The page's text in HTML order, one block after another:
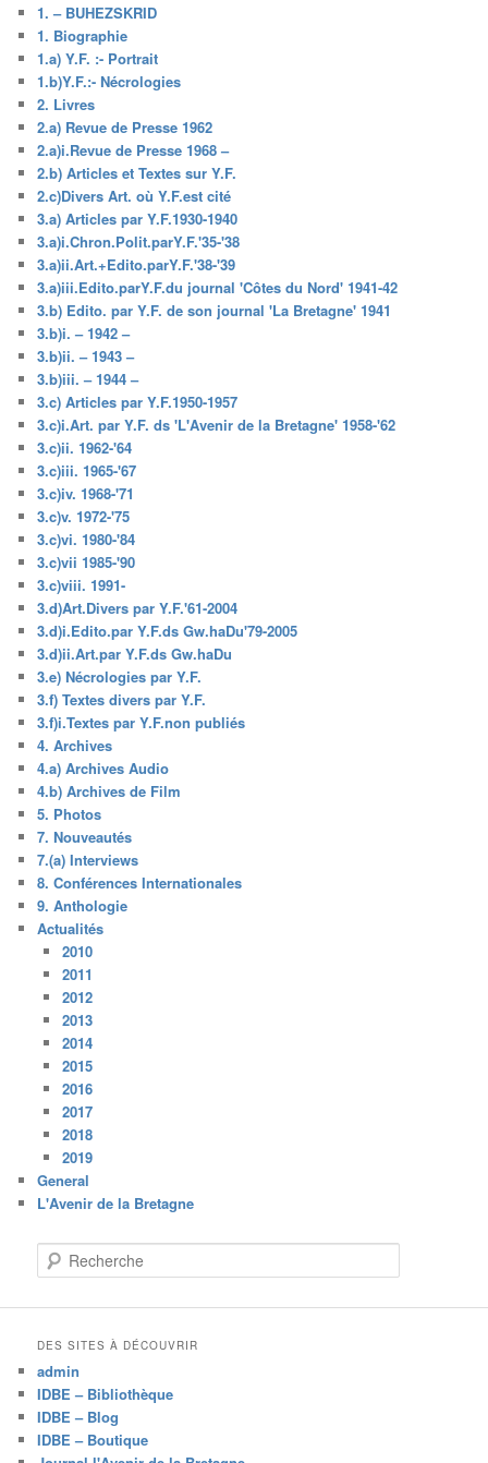
1. – BUHEZSKRID
1. Biographie
1.a) Y.F. :- Portrait
1.b)Y.F.:- Nécrologies
2. Livres
2.a) Revue de Presse 1962
2.a)i.Revue de Presse 1968 –
2.b) Articles et Textes sur Y.F.
2.c)Divers Art. où Y.F.est cité
3.a) Articles par Y.F.1930-1940
3.a)i.Chron.Polit.parY.F.'35-'38
3.a)ii.Art.+Edito.parY.F.'38-'39
3.a)iii.Edito.parY.F.du journal 'Côtes du Nord' 1941-42
3.b) Edito. par Y.F. de son journal 'La Bretagne' 1941
3.b)i. – 1942 –
3.b)ii. – 1943 –
3.b)iii. – 1944 –
3.c) Articles par Y.F.1950-1957
3.c)i.Art. par Y.F. ds 'L'Avenir de la Bretagne' 1958-'62
3.c)ii. 1962-'64
3.c)iii. 1965-'67
3.c)iv. 1968-'71
3.c)v. 1972-'75
3.c)vi. 1980-'84
3.c)vii 1985-'90
3.c)viii. 1991-
3.d)Art.Divers par Y.F.'61-2004
3.d)i.Edito.par Y.F.ds Gw.haDu'79-2005
3.d)ii.Art.par Y.F.ds Gw.haDu
3.e) Nécrologies par Y.F.
3.f) Textes divers par Y.F.
3.f)i.Textes par Y.F.non publiés
4. Archives
4.a) Archives Audio
4.b) Archives de Film
5. Photos
7. Nouveautés
7.(a) Interviews
8. Conférences Internationales
9. Anthologie
Actualités
2010
2011
2012
2013
2014
2015
2016
2017
2018
2019
General
L'Avenir de la Bretagne
e
c
h
e
DES SITES À DÉCOUVRIR
admin
IDBE – Bibliothèque
IDBE – Blog
IDBE – Boutique